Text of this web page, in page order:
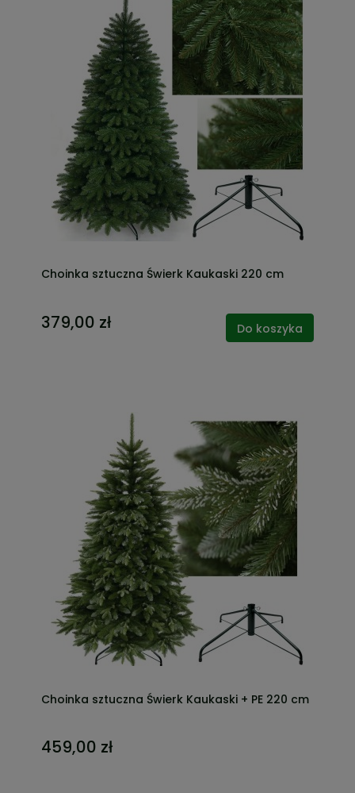
Choinka sztuczna Świerk Kaukaski 220 cm
379,00 zł Do koszyka
Choinka sztuczna Świerk Kaukaski + PE 220 cm
459,00 zł